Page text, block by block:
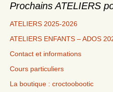
Prochains ATELIERS
ATELIERS 2025-2026
ATELIERS ENFANTS – ADOS
Contact et informations
Cours particuliers
La boutique : croctoobootic